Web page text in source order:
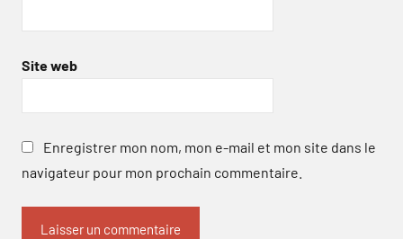
Site web
Enregistrer mon nom, mon e-mail et mon site dans le
navigateur pour mon prochain commentaire.